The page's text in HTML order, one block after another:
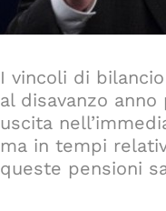
I vincoli di
al disavanzo
uscita
ma in tempi
queste pensioni